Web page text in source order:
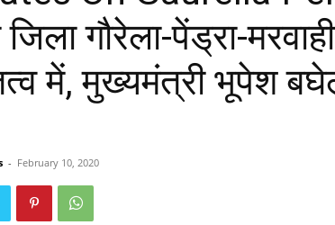
जिला गौरेला-पेंड्रा-
में, मुख्यमंत्री भूपेश
- February 10, 2020